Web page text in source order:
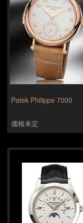
Patek Philippe 7000
価格未定